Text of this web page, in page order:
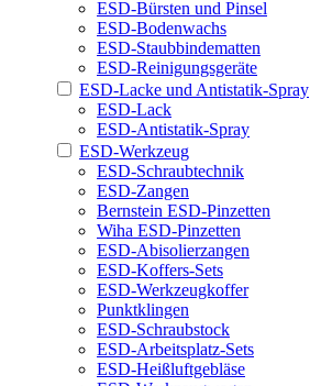
ESD-Bürsten und Pinsel
ESD-Bodenwachs
ESD-Staubbindematten
ESD-Reinigungsgeräte
ESD-Lacke und Antistatik-Spray
ESD-Lack
ESD-Antistatik-Spray
ESD-Werkzeug
ESD-Schraubtechnik
ESD-Zangen
Bernstein ESD-Pinzetten
Wiha ESD-Pinzetten
ESD-Abisolierzangen
ESD-Koffers-Sets
ESD-Werkzeugkoffer
Punktklingen
ESD-Schraubstock
ESD-Arbeitsplatz-Sets
ESD-Heißluftgebläse